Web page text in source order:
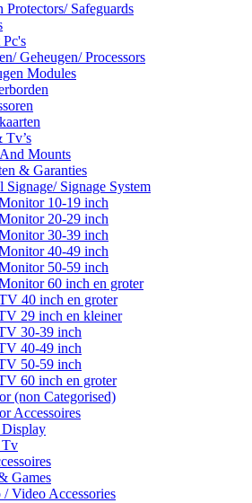
Protectors/ Safeguards
Pc's
Geheugen/ Processors
Modules
Tv’s
Mounts
& Garanties
Signage/ Signage System
10-19 inch
20-29 inch
30-39 inch
40-49 inch
50-59 inch
60 inch en groter
40 inch en groter
29 inch en kleiner
30-39 inch
40-49 inch
50-59 inch
60 inch en groter
(non Categorised)
Accessoires
Display
Tv
Games
Video Accessories